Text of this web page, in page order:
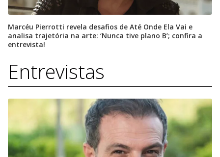
Marcéu Pierrotti revela desafios de Até Onde Ela Vai e
analisa trajetória na arte: ‘Nunca tive plano B’; confira a
entrevista!
Entrevistas